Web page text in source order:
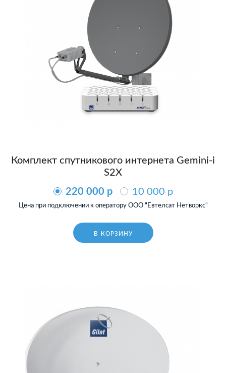
Комплект спутникового интернета Gemini-i
S2X
220 000 p
10 000 p
Цена при подключении к оператору ООО "Евтелсат Нетворкс"
В КОРЗИНУ